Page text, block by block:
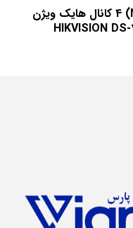
ان وی آر (NVR) 4 کانال هایک ویژن